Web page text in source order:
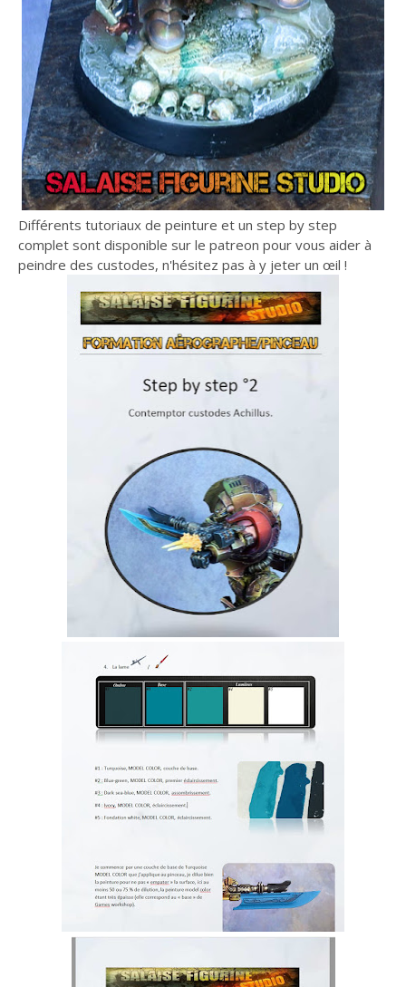
Différents tutoriaux de peinture et un step by step
complet sont disponible sur le patreon pour vous aider à
peindre des custodes, n'hésitez pas à y jeter un œil !